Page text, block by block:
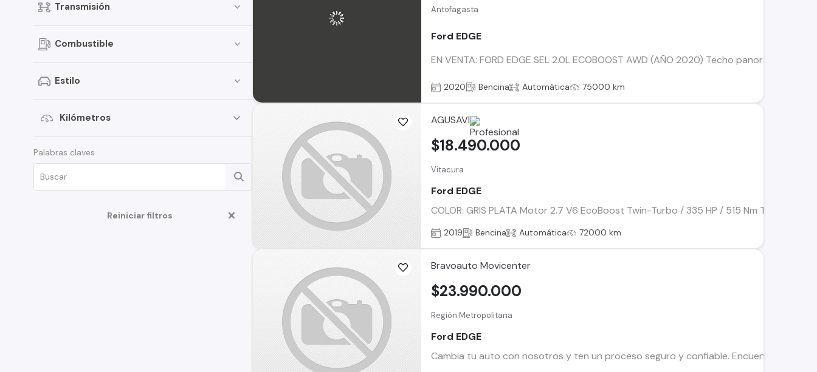
Focus
Transit Van
Expedition
Maverick
Edge
Fusion
Transmisión
Combustible
Estilo
Kilómetros
Palabras claves
Reiniciar filtros
Antofagasta
Ford EDGE
EN VENTA: FORD EDGE SEL 2.0L ECOBOOST AWD (AÑO 2020) Techo
2020 Bencina Automática 75000 km
AGUSAVI
Vitacura
Ford EDGE
COLOR: GRIS PLATA Motor 2.7 V6 EcoBoost Twin-Turbo / 335 HP / 515 Nm
$18.490.000
2019 Bencina Automática 72000 km
Bravoauto Movicenter
Región Metropolitana
Ford EDGE
Cambia tu auto con nosotros y ten un proceso seguro y confiable. Encuentra el ideal
$23.990.000